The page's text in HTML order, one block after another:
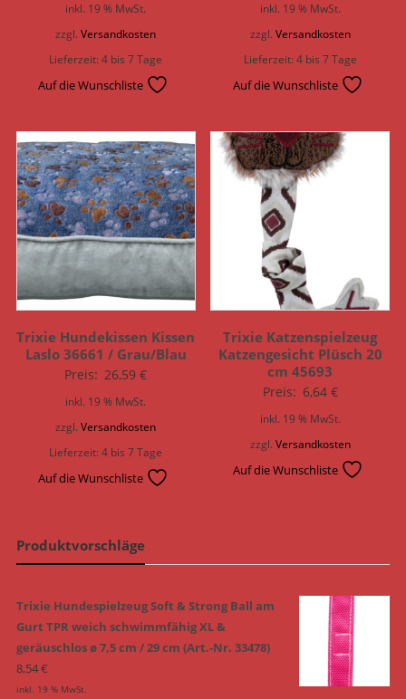
inkl. 19 % MwSt.
zzgl.Versandkosten
Lieferzeit:4 bis 7 Tage
Auf die Wunschliste
inkl. 19 % MwSt.
zzgl. Versandkosten
Lieferzeit:4 bis 7 Tage
Auf die Wunschliste
Trixie Hundekissen Kissen
Laslo 36661 / Grau/Blau
Preis: 26,59€
inkl. 19 % MwSt.
zzgl.Versandkosten
Lieferzeit:4 bis 7 Tage
Auf die Wunschliste
Trixie Katzenspielzeug
Katzengesicht Plüsch 20
cm 45693
Preis: 6,64 €
inkl. 19 % MwSt.
zzgl. Versandkosten
Auf die Wunschliste
Produktvorschläge
Trixie Hundespielzeug Soft & Strong Ball am
Gurt TPR weich schwimmfähig XL &
geräuschlos ø 7,5 cm / 29 cm (Art.-Nr. 33478)
8,54€
inkl. 19 % MwSt.